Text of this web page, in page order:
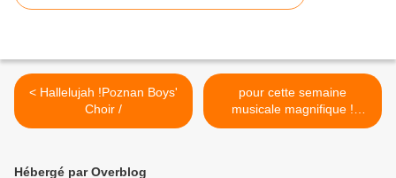
< Hallelujah !Poznan Boys'
Choir /
pour cette semaine
musicale magnifique !
Vladimir Karyakin >
Hébergé par Overblog